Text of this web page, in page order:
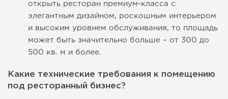
открыть ресторан премиум-класса с
элегантным дизайном, роскошным интерьером
и высоким уровнем обслуживания, то площадь
может быть значительно больше – от 300 до
500 кв. м и более.
Какие технические требования к помещению
под ресторанный бизнес?